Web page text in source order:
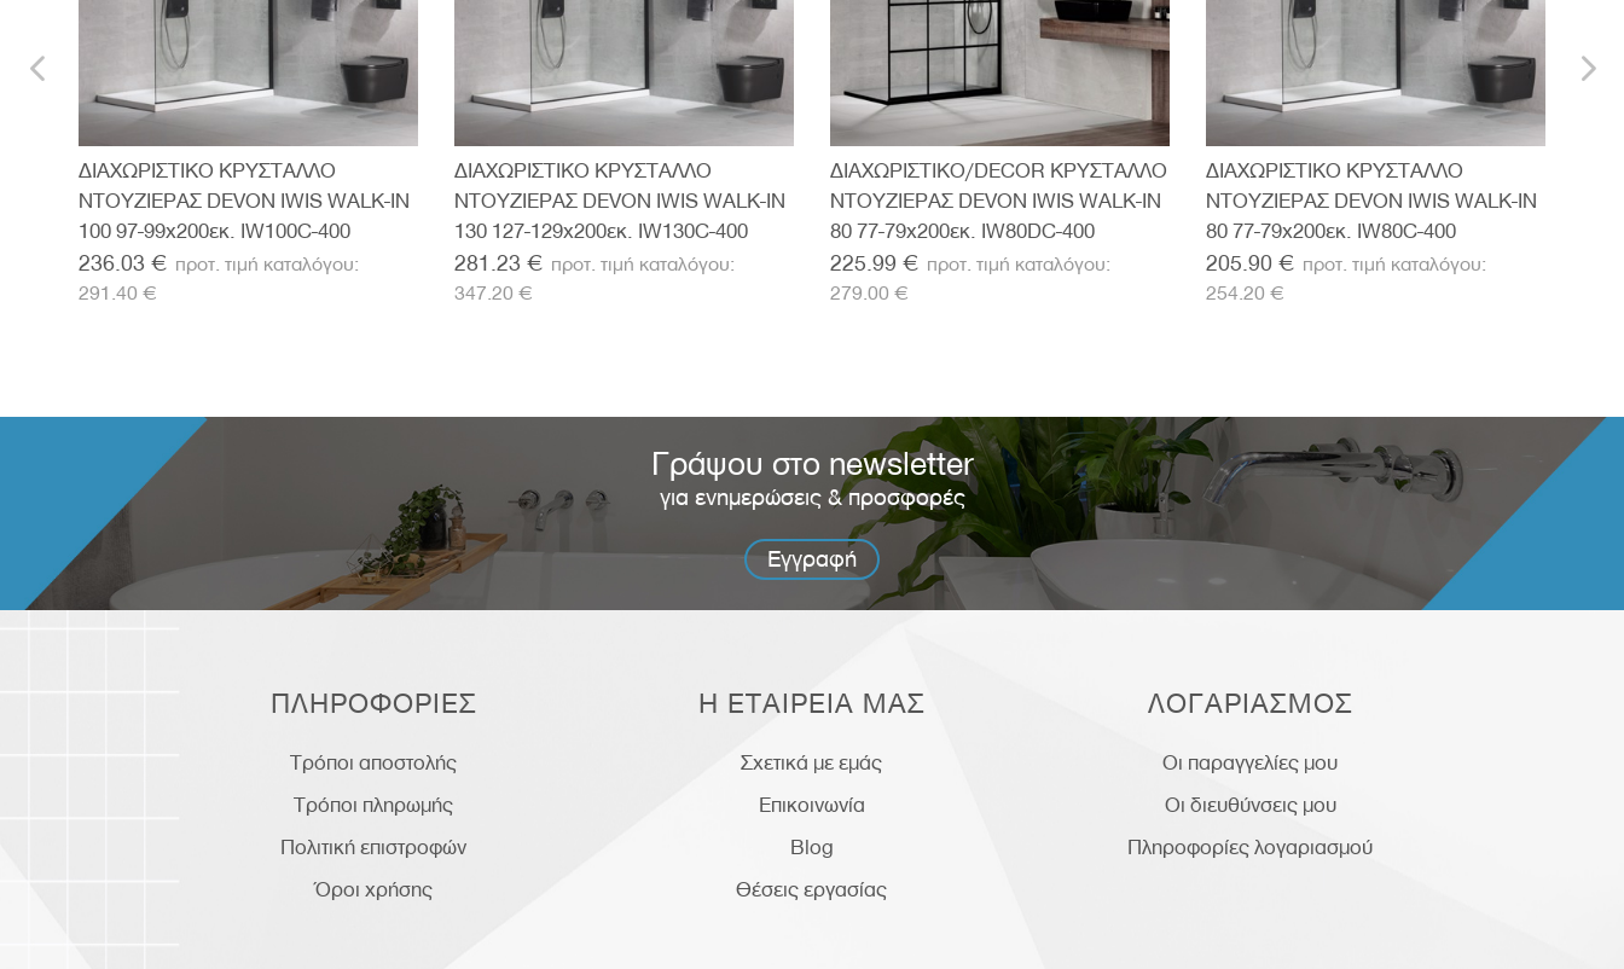
ΔΙΑΧΩΡΙΣΤΙΚΟ ΚΡΥΣΤΑΛΛΟ
ΝΤΟΥΖΙΕΡΑΣ DEVON IWIS WALK-IN
100 97-99x200εκ. IW100C-400
236.03 €
291.40 €
ΔΙΑΧΩΡΙΣΤΙΚΟ ΚΡΥΣΤΑΛΛΟ
ΝΤΟΥΖΙΕΡΑΣ DEVON IWIS WALK-IN
130 127-129x200εκ. IW130C-400
281.23 €
347.20 €
ΔΙΑΧΩΡΙΣΤΙΚΟ/DECOR ΚΡΥΣΤΑΛΛΟ
ΝΤΟΥΖΙΕΡΑΣ DEVON IWIS WALK-IN
80 77-79x200εκ. IW80DC-400
225.99 €
279.00 €
ΔΙΑΧΩΡΙΣΤΙΚΟ ΚΡΥΣΤΑΛΛΟ
ΝΤΟΥΖΙΕΡΑΣ DEVON IWIS WALK-IN
80 77-79x200εκ. IW80C-400
205.90 €
254.20 €
Γράψου στο newsletter
για ενημερώσεις & προσφορές
Εγγραφή
ΠΛΗΡΟΦΟΡΙΕΣ
Τρόποι αποστολής
Τρόποι πληρωμής
Πολιτική επιστροφών
Όροι χρήσης
Η ΕΤΑΙΡΕΙΑ ΜΑΣ
Σχετικά με εμάς
Επικοινωνία
Blog
Θέσεις εργασίας
ΛΟΓΑΡΙΑΣΜΟΣ
Οι παραγγελίες μου
Οι διευθύνσεις μου
Πληροφορίες λογαριασμού